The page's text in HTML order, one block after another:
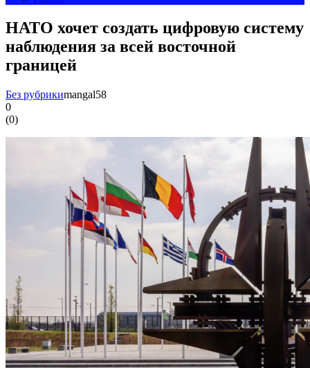
НАТО хочет создать цифровую систему
наблюдения за всей восточной
границей
Без рубрикиmangal58
0
(0)